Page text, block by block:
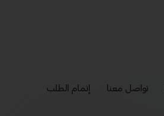
تواصل معنا إتمام الطلب